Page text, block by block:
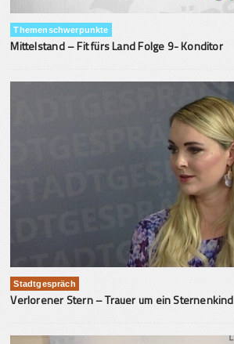
Themenschwerpunkte
Mittelstand – Fit fürs Land Folge 9- Konditor
Stadtgespräch
Verlorener Stern – Trauer um ein Sternenkind